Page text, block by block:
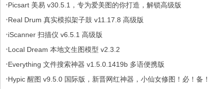
·Picsart 美易 v30.5.1，专为爱美图的你打造，解锁高级版
·Real Drum 真实模拟架子鼓 v11.17.8 高级版
·iScanner 扫描仪 v6.5.1 高级版
·Local Dream 本地文生图模型 v2.3.2
·Everything 文件搜索神器 v1.5.0.1419b 多语便携版
·Hypic 醒图 v9.5.0 国际版，新晋网红神器，小仙女修图！必！备！